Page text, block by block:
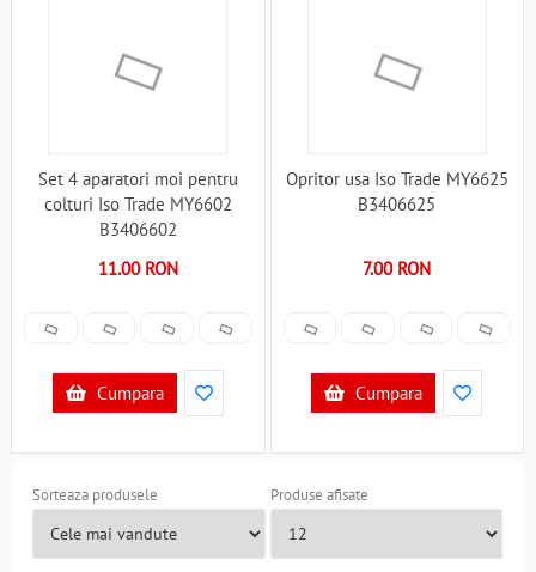
Set 4 aparatori moi pentru
colturi Iso Trade MY6602
B3406602
11.00 RON
Cumpara
Opritor usa Iso Trade MY6625
B3406625
7.00 RON
Cumpara
Sorteaza produsele Produse afisate